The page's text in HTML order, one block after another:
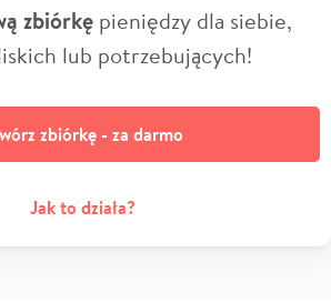
zbiórkę pieniędzy dla siebie,
lub potrzebujących!
zbiórkę - za darmo
Jak to działa?